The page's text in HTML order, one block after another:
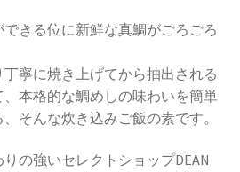
きる位に新鮮な真鯛がごろごろ
寧に焼き上げてから抽出される
本格的な鯛めしの味わいを簡単
そんな炊き込みご飯の素です。
の強いセレクトショップDEAN